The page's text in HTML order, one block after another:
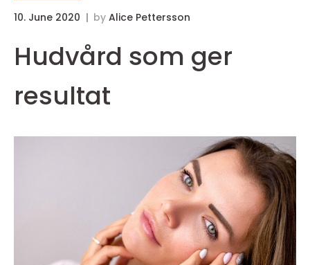
10. June 2020 by Alice Pettersson
Hudvård som ger
resultat